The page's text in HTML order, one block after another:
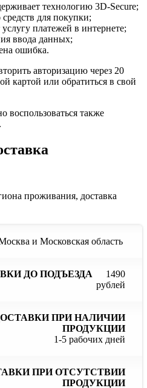
технологию 3D-Secure;
средств для покупки;
платежей в интернете;
ввода данных;
ошибка.
авторизацию через 20
картой или обратиться в свой
воспользоваться также
проживания, доставка
Сроки
наличии
продукции
и Московская область
1490
рублей
1-5 рабочих дней